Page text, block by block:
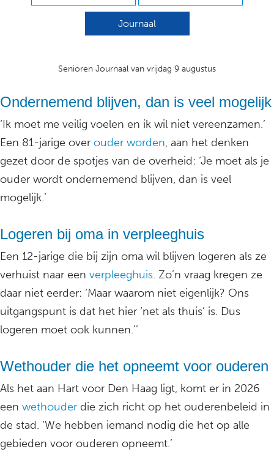
Journaal
Senioren Journaal van vrijdag 9 augustus
Ondernemend blijven, dan is veel mogelijk
‘Ik moet me veilig voelen en ik wil niet vereenzamen.’
Een 81-jarige over ouder worden, aan het denken
gezet door de spotjes van de overheid: ‘Je moet als je
ouder wordt ondernemend blijven, dan is veel
mogelijk.’
Logeren bij oma in verpleeghuis
Een 12-jarige die bij zijn oma wil blijven logeren als ze
verhuist naar een verpleeghuis. Zo’n vraag kregen ze
daar niet eerder: ‘Maar waarom niet eigenlijk? Ons
uitgangspunt is dat het hier ‘net als thuis’ is. Dus
logeren moet ook kunnen.’’
Wethouder die het opneemt voor ouderen
Als het aan Hart voor Den Haag ligt, komt er in 2026
een wethouder die zich richt op het ouderenbeleid in
de stad. ‘We hebben iemand nodig die het op alle
gebieden voor ouderen opneemt.’